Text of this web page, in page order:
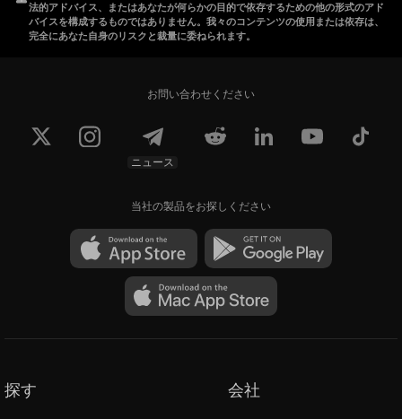
法的アドバイス、またはあなたが何らかの目的で依存するための他の形式のアド
バイスを構成するものではありません。我々のコンテンツの使用または依存は、
完全にあなた自身のリスクと裁量に委ねられます。
お問い合わせください
ニュース
当社の製品をお探しください
探す 会社